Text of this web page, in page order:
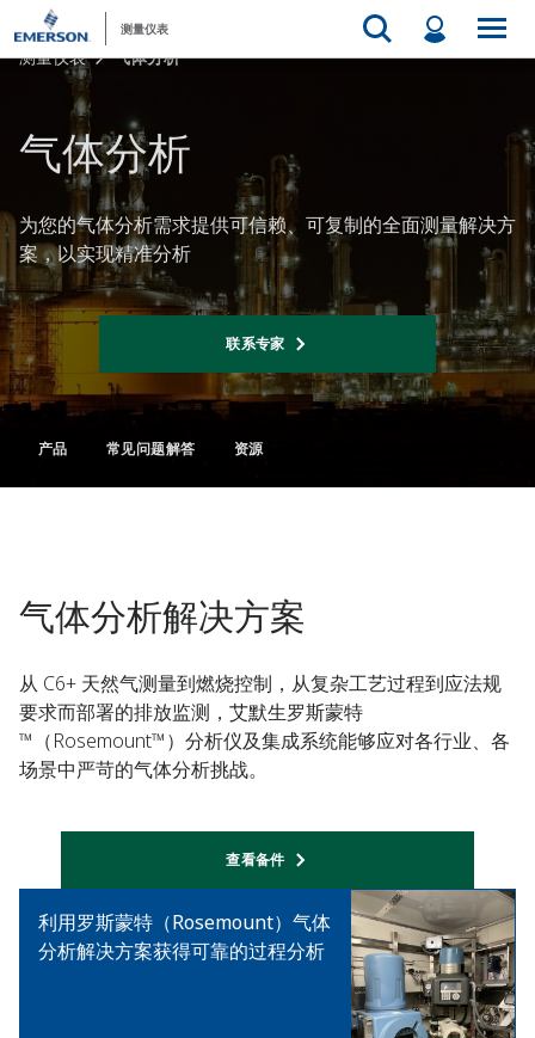
测量仪表
测量仪表 气体分析
气体分析​
为您的气体分析需求提供可信赖、可复制的全面测量解决方
案，以实现精准分析
联系专家
产品 常见问题解答​ 资源
气体分析解决方案
从 C6+ 天然气测量到燃烧控制，从复杂工艺过程到应法规
要求而部署的排放监测，艾默生罗斯蒙特
™（Rosemount™）分析仪及集成系统能够应对各行业、各
场景中严苛的气体分析挑战。
查看备件​
利用罗斯蒙特（Rosemount）气体
分析解决方案获得可靠的过程分析​